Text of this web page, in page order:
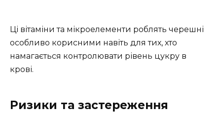
Ці вітаміни та мікроелементи роблять черешні
особливо корисними навіть для тих, хто
намагається контролювати рівень цукру в
крові.
Ризики та застереження